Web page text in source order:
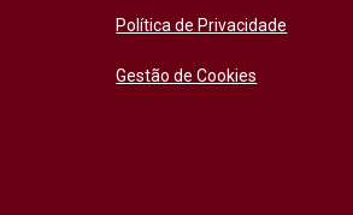
Política de Privacidade
Gestão de Cookies